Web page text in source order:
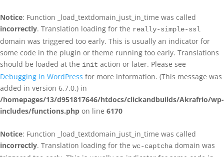
Notice: Function _load_textdomain_just_in_time was called
incorrectly. Translation loading for the really-simple-ssl
domain was triggered too early. This is usually an indicator for
some code in the plugin or theme running too early. Translations
should be loaded at the init action or later. Please see
Debugging in WordPress for more information. (This message was
added in version 6.7.0.) in
/homepages/13/d951817646/htdocs/clickandbuilds/Akrafrio/wp-
includes/functions.php on line 6170
Notice: Function _load_textdomain_just_in_time was called
incorrectly. Translation loading for the wc-captcha domain was